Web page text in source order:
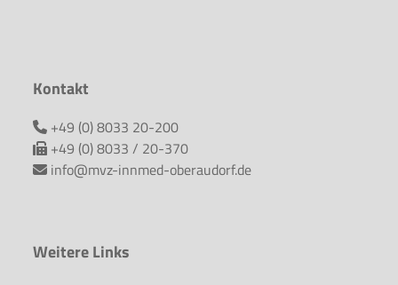
Kontakt
+49 (0) 8033 20-200
+49 (0) 8033 / 20-370
info@mvz-innmed-oberaudorf.de
Weitere Links